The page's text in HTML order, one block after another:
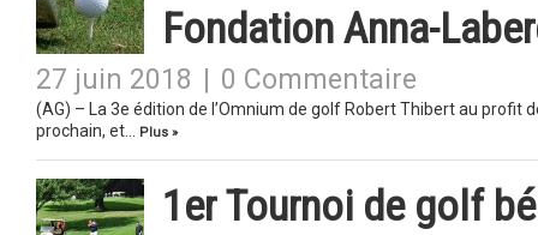
Fondation Anna-
27 juin 2018 0 Commentaire
(AG) – La 3e édition de l’Omnium de golf Robert Thibert au profit
prochain, et…
Plus »
1er Tournoi de golf